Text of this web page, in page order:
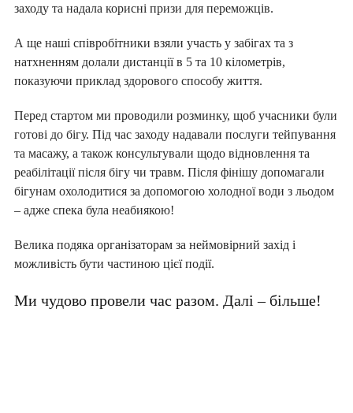
заходу та надала корисні призи для переможців.
А ще наші співробітники взяли участь у забігах та з
натхненням долали дистанції в 5 та 10 кілометрів,
показуючи приклад здорового способу життя.
Перед стартом ми проводили розминку, щоб учасники були
готові до бігу. Під час заходу надавали послуги тейпування
та масажу, а також консультували щодо відновлення та
реабілітації після бігу чи травм. Після фінішу допомагали
бігунам охолодитися за допомогою холодної води з льодом
– адже спека була неабиякою!
Велика подяка організаторам за неймовірний захід і
можливість бути частиною цієї події.
Ми чудово провели час разом. Далі – більше!